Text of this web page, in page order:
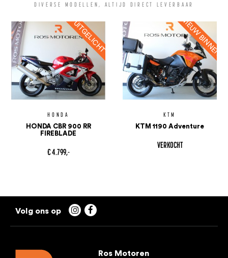
DIVERSE MODELLEN, ALTIJD DIRECT LEVERBAAR
HONDA
HONDA CBR 900 RR
FIREBLADE
€ 4.799,-
KTM
KTM 1190 Adventure
VERKOCHT
 
Ros Motoren